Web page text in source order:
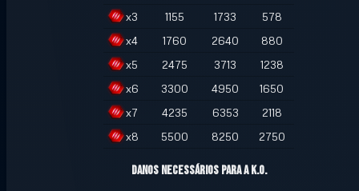
x3 1155 1733
578
x4 1760 2640
880
x5 2475 3713
1238
x6 3300 4950
1650
x7 4235 6353
2118
x8 5500 8250 2750
Danos necessários para a K.O.